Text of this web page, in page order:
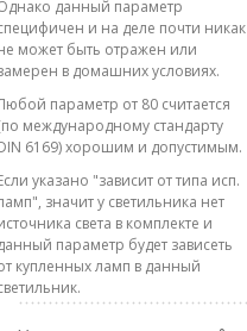
данный параметр
и на деле почти никак
может быть отражен или
в домашних условиях.
параметр от 80 считается
международному стандарту
6169) хорошим и допустимым.
указано "зависит от типа исп.
значит у светильника нет
света в комплекте и
параметр будет зависеть
купленных ламп в данный